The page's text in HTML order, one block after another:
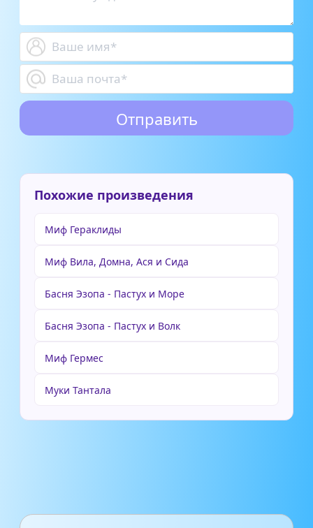
Похожие произведения
Миф Гераклиды
Миф Вила, Домна, Ася и Сида
Басня Эзопа - Пастух и Море
Басня Эзопа - Пастух и Волк
Миф Гермес
Муки Тантала